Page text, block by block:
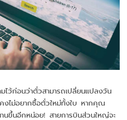
ว้ก่อนว่าตั๋วสามารถเปลี่ยนแปลงวัน
งไม่อยากซื้อตั๋วใหม่ทั้งใบ หากคุณ
านขึ้นอีกหน่อย! สายการบินส่วนใหญ่จะ